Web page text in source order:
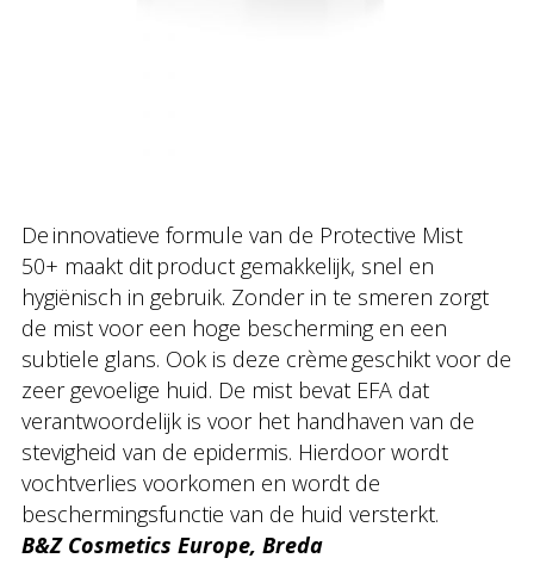
De innovatieve formule van de Protective Mist
50+ maakt dit product gemakkelijk, snel en
hygiënisch in gebruik. Zonder in te smeren zorgt
de mist voor een hoge bescherming en een
subtiele glans. Ook is deze crème geschikt voor de
zeer gevoelige huid. De mist bevat EFA dat
verantwoordelijk is voor het handhaven van de
stevigheid van de epidermis. Hierdoor wordt
vochtverlies voorkomen en wordt de
beschermingsfunctie van de huid versterkt.
B&Z Cosmetics Europe, Breda